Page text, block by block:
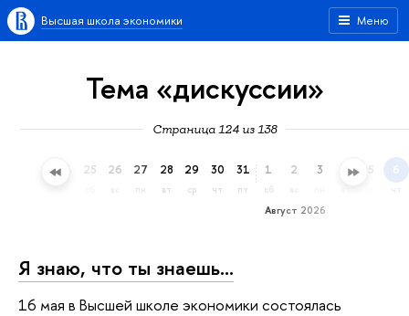
Меню
Высшая школа экономики
Тема «дискуссии»
Страница 124 из 138
24 25 26 27
пн
28
вт
29
ср
30
чт
31
пт
Август 2026
1
сб
2 3 4 5 6
чт
Я знаю, что ты знаешь…
16 мая в Высшей школе экономики состоялась